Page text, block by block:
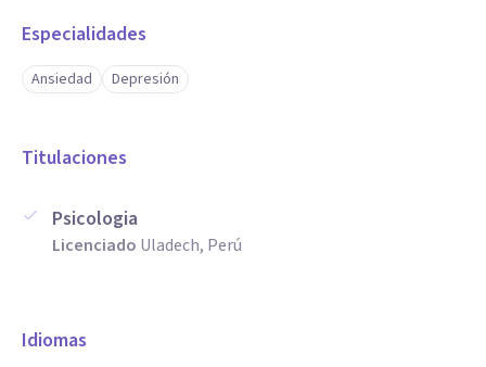
Especialidades
Ansiedad Depresión
Titulaciones
Psicologia
Licenciado Uladech, Perú
Idiomas